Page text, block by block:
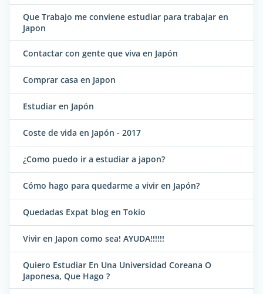
Que Trabajo me conviene estudiar para trabajar en
Japon
Contactar con gente que viva en Japón
Comprar casa en Japon
Estudiar en Japón
Coste de vida en Japón - 2017
¿Como puedo ir a estudiar a japon?
Cómo hago para quedarme a vivir en Japón?
Quedadas Expat blog en Tokio
Vivir en Japon como sea! AYUDA!!!!!!
Quiero Estudiar En Una Universidad Coreana O
Japonesa, Que Hago ?